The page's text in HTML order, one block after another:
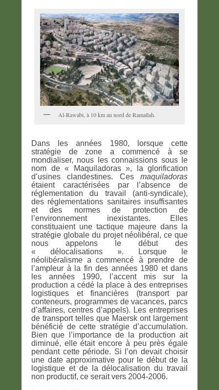
Al-Rawabi, à 10 km au nord de Ramallah.
Dans les années 1980, lorsque cette
stratégie de zone a commencé à se
mondialiser, nous les connaissions sous le
nom de « Maquiladoras », la glorification
d’usines clandestines. Ces maquiladoras
étaient caractérisées par l’absence de
réglementation du travail (anti-syndicale),
des réglementations sanitaires insuffisantes
et des normes de protection de
l’environnement inexistantes. Elles
constituaient une tactique majeure dans la
stratégie globale du projet néolibéral, ce que
nous appelons le début des
« délocalisations ». Lorsque le
néolibéralisme a commencé à prendre de
l’ampleur à la fin des années 1980 et dans
les années 1990, l’accent mis sur la
production a cédé la place à des entreprises
logistiques et financières (transport par
conteneurs, programmes de vacances, parcs
d’affaires, centres d’appels). Les entreprises
de transport telles que Maersk ont largement
bénéficié de cette stratégie d’accumulation.
Bien que l’importance de la production ait
diminué, elle était encore à peu près égale
pendant cette période. Si l’on devait choisir
une date approximative pour le début de la
logistique et de la délocalisation du travail
non productif, ce serait vers 2004-2006.